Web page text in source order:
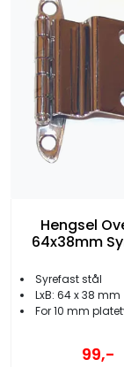
Hengsel
64x38mm
Syrefast stål
LxB: 64 x 38 mm
For 10 mm
99,-